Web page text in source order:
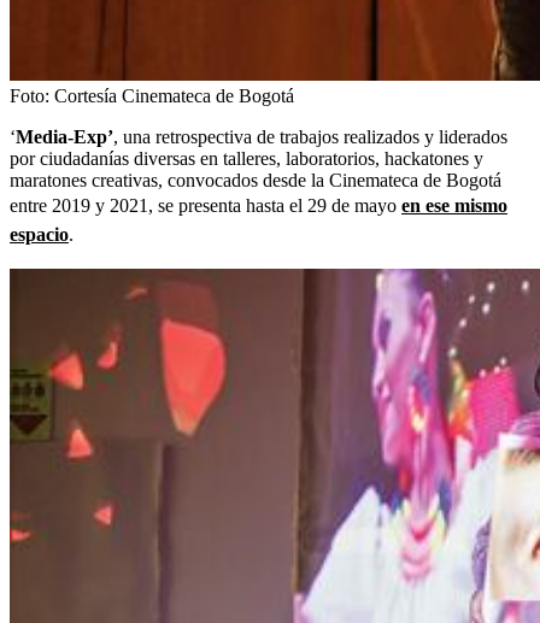
Foto: Cortesía Cinemateca de Bogotá
‘Media-Exp’, una retrospectiva de trabajos realizados y liderados
por ciudadanías diversas en talleres, laboratorios, hackatones y
maratones creativas, convocados desde la Cinemateca de Bogotá
entre 2019 y 2021, se presenta hasta el 29 de mayo en ese mismo
espacio.